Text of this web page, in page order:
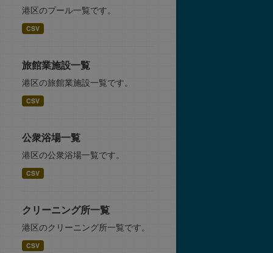
港区のプール一覧です。
CSV
旅館業施設一覧
港区の旅館業施設一覧です。
CSV
公衆浴場一覧
港区の公衆浴場一覧です。
CSV
クリーニング所一覧
港区のクリーニング所一覧です。
CSV